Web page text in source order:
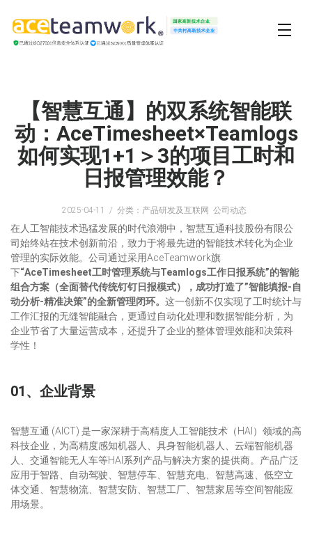
【智慧互通】的双系统智能联
动：AceTimesheet×Teamlogs
如何实现1+1＞3的项目工时和
日报管理效能？
2025-04-11 分类：产品研发及互联网 公司动态
在人工智能技术迅猛发展的时代浪潮中，智慧互通科技股份有限公
司始终站在技术创新前沿，致力于将最先进的智能技术转化为企业
管理的实际效能。公司通过采用AceTeamwork旗
下“AceTimesheet工时管理系统与Teamlogs工作日报系统”的智能
组合方案（全面替代传统钉钉日报模式），成功打造了”智能填报-自
动分析-精准决策”的全新管理闭环。 这一创新不仅实现了工时统计与
工作汇报的无缝智能融合，更通过自动化处理和数据智能分析，为
企业节省了大量运营成本，还提升了企业的整体管理效能和决策科
学性！
01、企业背景
智慧互通 (AICT) 是一家深耕于高精度人工智能技术（HAI）领域的高
科技企业，为高精度感知机器人、具身智能机器人、云端智能机器
人、交通智能无人车等HAI系列产品与解决方案的提供商。产品广泛
应用于智路、自动驾驶、智慧停车、智慧充电、智慧高速、低空立
体交通、智慧物流、智慧安防、智慧工厂、智慧家居等空间智能应
用场景。